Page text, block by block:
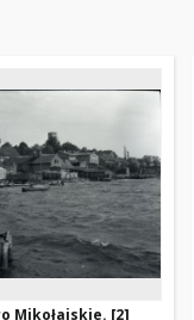
Mikołajskie. [2]